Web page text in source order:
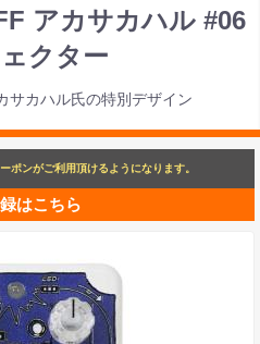
アカサカハル #06
クター
サカハル氏の特別デザイン
ポンがご利用頂けるようになります。
はこちら